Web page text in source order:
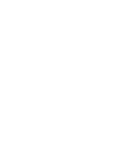
Max-Eyth-See